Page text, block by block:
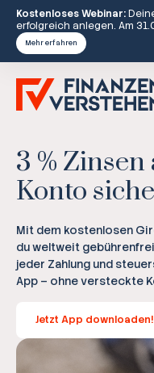
Kostenloses Webinar:
erfolgreich anlegen. Am
Mehr erfahren
3 % Zinsen
Konto
Mit dem kostenlosen
du weltweit
jeder Zahlung und
App – ohne versteckte
Jetzt App downloaden!